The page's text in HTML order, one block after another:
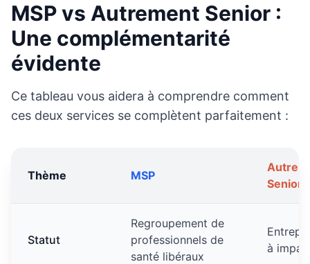
MSP vs Autrement Senior :
Une complémentarité
évidente
Ce tableau vous aidera à comprendre comment
ces deux services se complètent parfaitement :
Thème MSP
Senior
Statut
Regroupement de
professionnels de
santé libéraux
à